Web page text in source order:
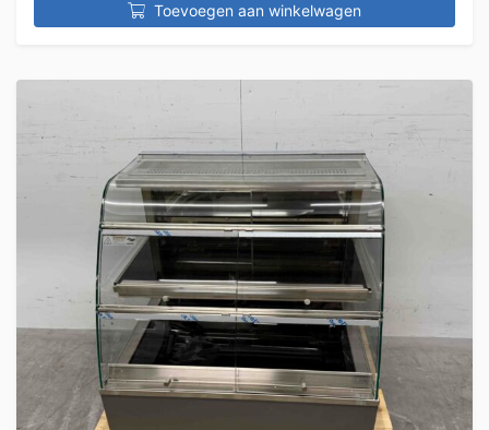
Toevoegen aan winkelwagen